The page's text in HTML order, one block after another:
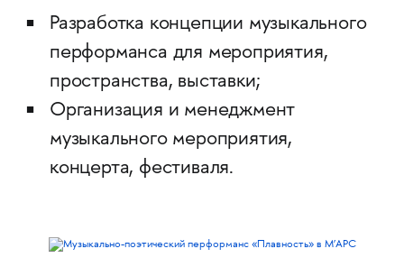
Разработка концепции музыкального
перформанса для мероприятия,
пространства, выставки;
Организация и менеджмент
музыкального мероприятия,
концерта, фестиваля.